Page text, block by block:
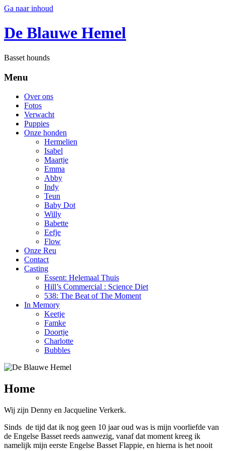
Ga naar inhoud
De Blauwe Hemel
Basset hounds
Menu
Over ons
Fotos
Verwacht
Puppies
Onze honden
Hermelien
Isabel
Maartje
Emma
Abby
Indy
Teun
Baby Dot
Willy
Babette
Eefje
Flow
Onze Reu
Contact
Casting
Essent: Helemaal Thuis
Hill’s Commercial : Science Diet
538: The Beat of The Moment
In Memory
Keetje
Famke
Doortje
Charlotte
Bubbles
Home
Wij zijn Denny en Jacqueline Verkerk.
Sinds de tijd dat ik nog geen 10 jaar oud was is mijn voorliefde van
de Engelse Basset reeds aanwezig, vanaf dat moment kreeg ik
namelijk mijn eerste Engelse Basset Flappie, en hierna is het nooit